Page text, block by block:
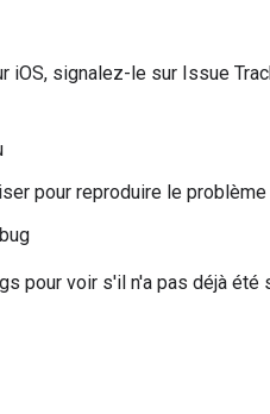
iOS, signalez-le sur Issue
pour reproduire le problème
pour voir s'il n'a pas déjà été